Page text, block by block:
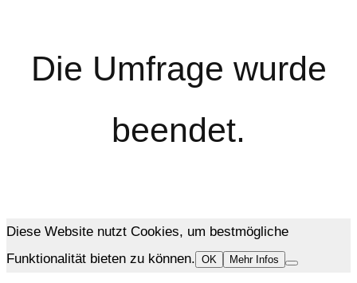
Die Umfrage wurde
beendet.
Diese Website nutzt Cookies, um bestmögliche
Funktionalität bieten zu können. OK Mehr Infos